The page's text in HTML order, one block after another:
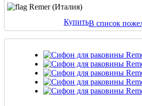
Remer (Италия)
КупитьВ список